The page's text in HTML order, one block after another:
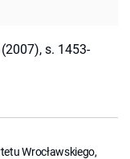
s. 1453-
Wrocławskiego,